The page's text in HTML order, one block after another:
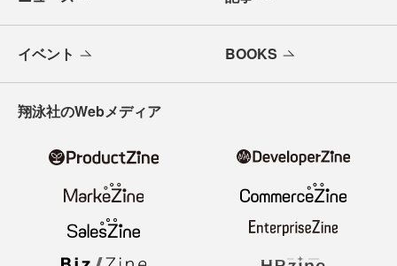
イベント BOOKS
翔泳社のWebメディア